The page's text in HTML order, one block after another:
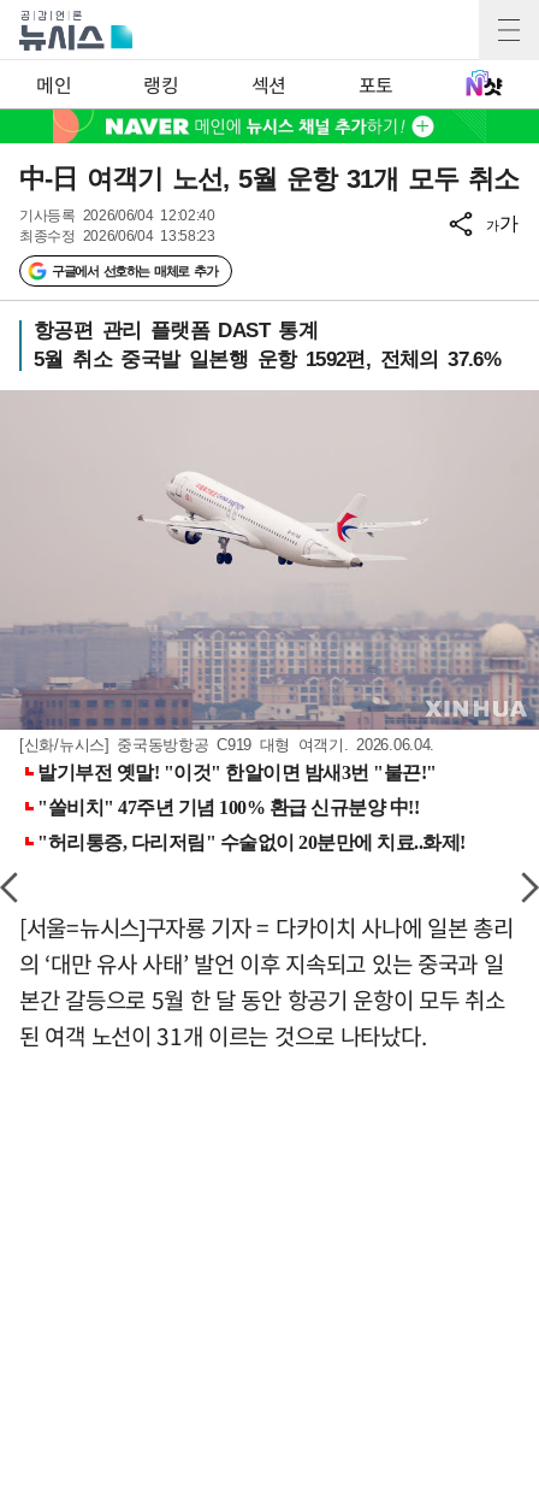
메인 랭킹 섹션 포토
中-日 여객기 노선, 5월 운항 31개 모두 취소
기사등록 2026/06/04 12:02:40
최종수정 2026/06/04 13:58:23
구글에서 선호하는 매체로 추가
가가
항공편 관리 플랫폼 DAST 통계
5월 취소 중국발 일본행 운항 1592편, 전체의 37.6%
[신화/뉴시스] 중국동방항공 C919 대형 여객기. 2026.06.04.
[서울=뉴시스]구자룡 기자 = 다카이치 사나에 일본 총리
의 ‘대만 유사 사태’ 발언 이후 지속되고 있는 중국과 일
본간 갈등으로 5월 한 달 동안 항공기 운항이 모두 취소
된 여객 노선이 31개 이르는 것으로 나타났다.